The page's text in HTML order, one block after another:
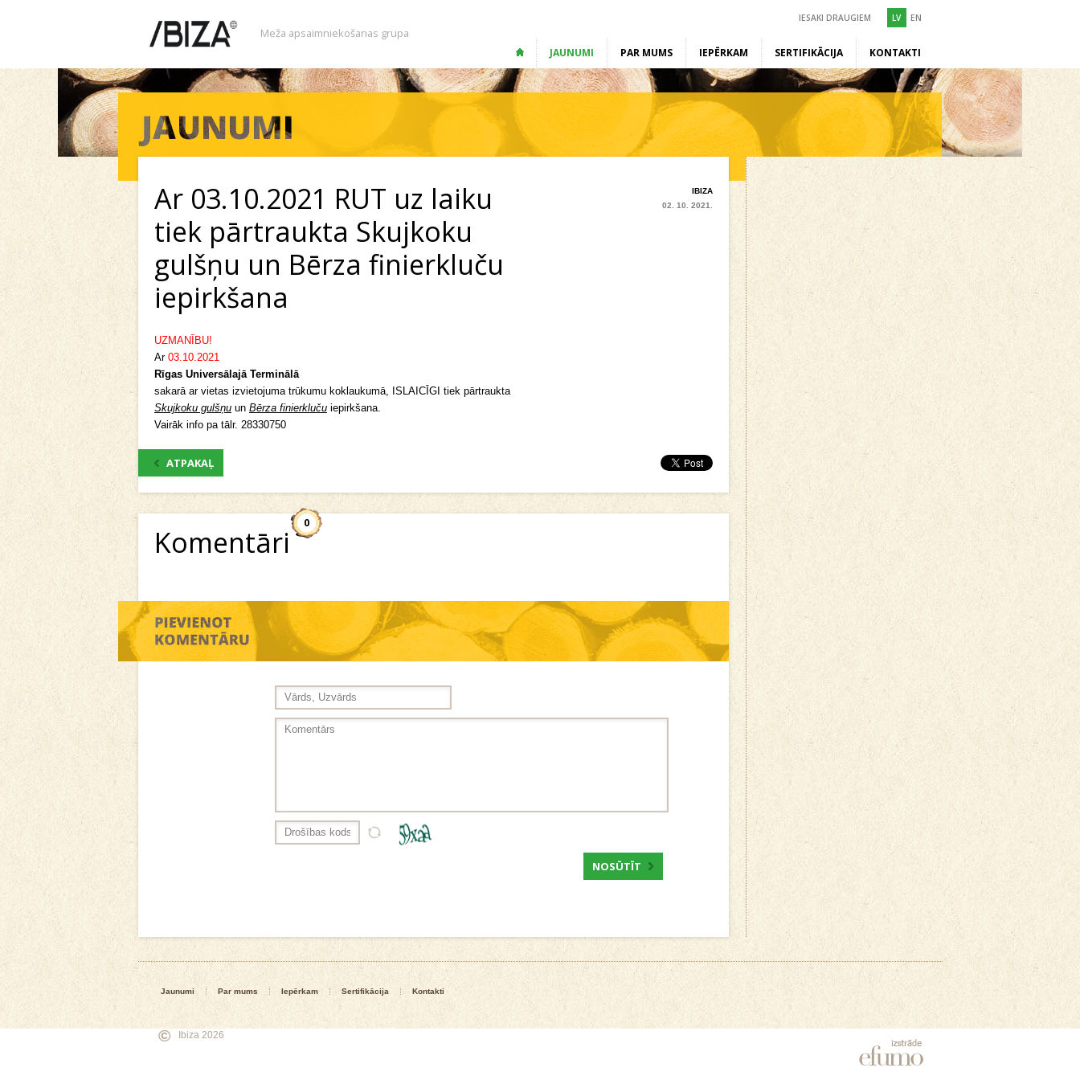
Meža apsaimniekošanas grupa
IESAKI DRAUGIEM LV EN
JAUNUMI PAR MUMS IEPĒRKAM SERTIFIKĀCIJA KONTAKTI
IBIZA
02. 10. 2021.
Ar 03.10.2021 RUT uz laiku
tiek pārtraukta Skujkoku
gulšņu un Bērza finierkluču
iepirkšana
UZMANĪBU!
Ar 03.10.2021
Rīgas Universālajā Terminālā
sakarā ar vietas izvietojuma trūkumu koklaukumā, ISLAICĪGI tiek pārtraukta
Skujkoku gulšņu un Bērza finierkluču iepirkšana.
Vairāk info pa tālr. 28330750
ATPAKAĻ
Komentāri
0
NOSŪTĪT
Jaunumi Par mums Iepērkam Sertifikācija Kontakti
© Ibiza 2026